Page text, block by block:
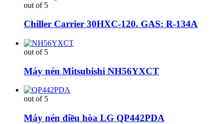
out of 5
Chiller Carrier 30HXC-120. GAS: R-134A
out of 5
Máy nén Mitsubishi NH56YXCT
out of 5
Máy nén điều hòa LG QP442PDA